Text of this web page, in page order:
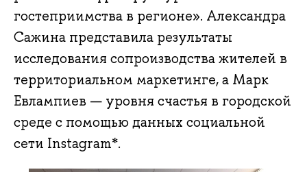
гостеприимства в регионе». Александра
Сажина представила результаты
исследования сопроизводства жителей в
территориальном маркетинге, а Марк
Евлампиев — уровня счастья в городской
среде с помощью данных социальной
сети Instagram*.